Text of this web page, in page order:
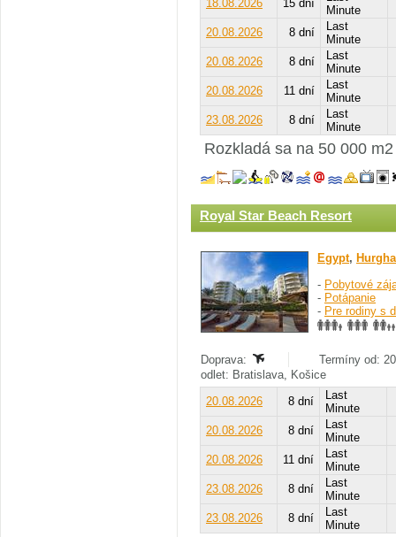
18.08.2026 15 dní
Minute
20.08.2026
8 dní
Last
Minute
20.08.2026
8 dní
Last
Minute
20.08.2026
11 dní
Last
Minute
23.08.2026
8 dní
Last
Minute
Rozkladá sa na 50 000
Royal Star Beach Resort
Egypt,
- Pobytové
- Potápanie
- Pre rodiny s
Doprava:
Termíny od:
odlet: Bratislava, Košice
20.08.2026
8 dní
Last
Minute
20.08.2026
8 dní
Last
Minute
20.08.2026
11 dní
Last
Minute
23.08.2026
8 dní
Last
Minute
23.08.2026
8 dní
Last
Minute